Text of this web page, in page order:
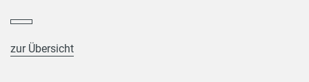
zur Übersicht